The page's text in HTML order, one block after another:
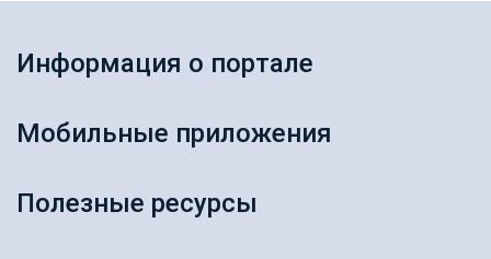
Информация о портале
Мобильные приложения
Полезные ресурсы